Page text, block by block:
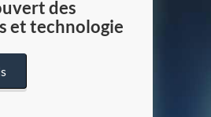
des
et technologie